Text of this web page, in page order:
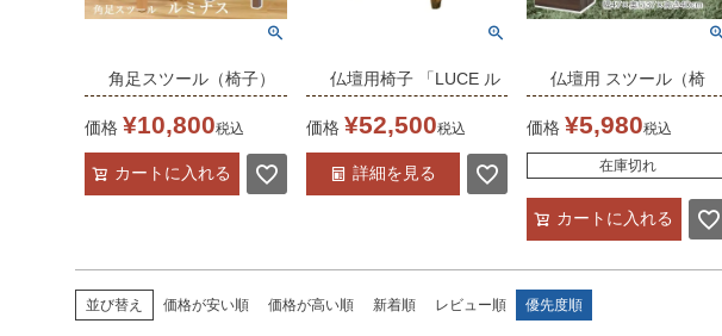
角足スツール（椅子）
「ルミナス」 高さ
42cm
仏壇 インテリア モダン
価格 ¥10,800税込
カートに入れる
仏壇用椅子 「LUCE ル
ーチェ用スツール」ア
ンティーク色 /家具調リ
ビング 仏壇 モダン 送
価格 ¥52,500税込
詳細を見る
仏壇用 スツール（椅
子）高さ40cm
価格 ¥5,980税込
在庫切れ
カートに入れる
並び替え 価格が安い順 価格が高い順 新着順 レビュー順 優先度順